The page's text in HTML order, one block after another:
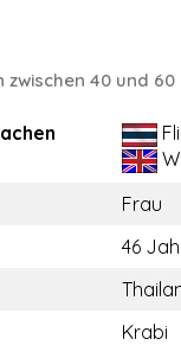
zwischen 40 und
Frau
46
Krabi